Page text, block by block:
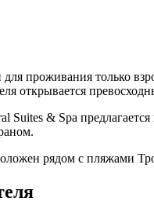
для проживания только
открывается
Suites & Spa
рядом с пляжами